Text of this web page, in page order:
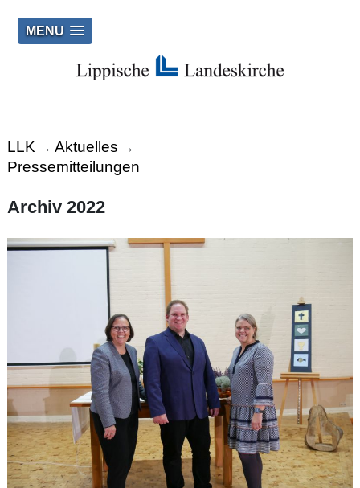
MENU
LLK → Aktuelles →
Pressemitteilungen
Archiv 2022